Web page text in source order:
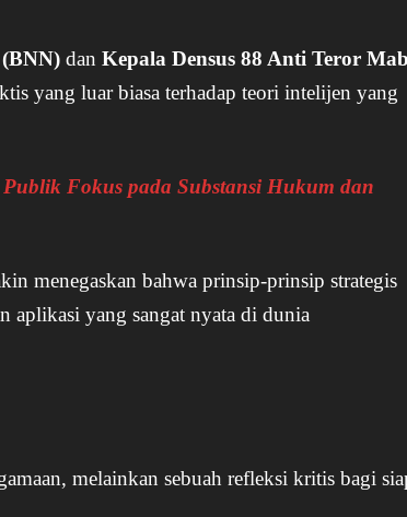
dan Kepala Densus 88 Anti Teror
yang luar biasa terhadap teori intelijen yang
Fokus pada Substansi Hukum dan
menegaskan bahwa prinsip-prinsip strategis
aplikasi yang sangat nyata di dunia
melainkan sebuah refleksi kritis bagi